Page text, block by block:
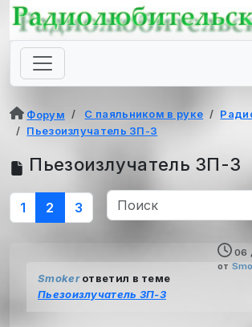
Форум С паяльником в руке
Пьезоизлучатель ЗП-3
Пьезоизлучатель ЗП-3
1 2 3
06
от
Smokerответил в теме
Пьезоизлучатель ЗП-3